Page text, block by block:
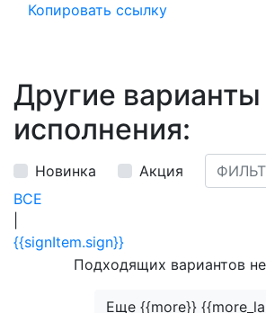
Копировать ссылку
Другие варианты
исполнения:
Новинка
Акция
ВСЕ
{{signItem.sign}}
Подходящих вариантов
Еще {{more}}